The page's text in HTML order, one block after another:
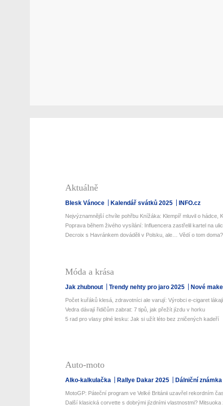
Aktuálně
Blesk Vánoce Kalendář svátků 2025 INFO.cz
Nejvýznamnější chvíle pohřbu Knížáka: Klempíř mluvil o hádce,
Poprava během živého vysílání: Influencera zastřelil kartel na
Decroix s Havránkem dováděli v Polsku, ale… Vědí o tom doma?
Móda a krása
Jak zhubnout Trendy nehty pro jaro 2025 Nové
Počet kuřáků klesá, zdravotníci ale varují: Výrobci e-cigaret
Vedra dávají řidičům zabrat: 7 tipů, jak přežít jízdu v horku
5 rad pro vlasy plné lesku: Jak si užít léto bez zničených kadeří
Auto-moto
Alko-kalkulačka Rallye Dakar 2025 Dálniční známka
MotoGP: Páteční program ve Velké Británii uzavřel rekordním
Další klasická corvette s dobrými jízdními vlastnostmi? Mitsuoka